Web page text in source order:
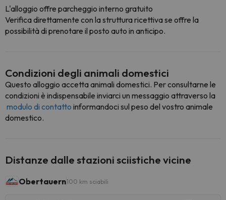
L'alloggio offre parcheggio interno gratuito
Verifica direttamente con la struttura ricettiva se offre la
possibilità di prenotare il posto auto in anticipo.
Condizioni degli animali domestici
Questo alloggio accetta animali domestici. Per consultarne le
condizioni è indispensabile inviarci un messaggio attraverso la
modulo di contatto informandoci sul peso del vostro animale
domestico.
Distanze dalle stazioni sciistiche vicine
Obertauern100 km sciabili